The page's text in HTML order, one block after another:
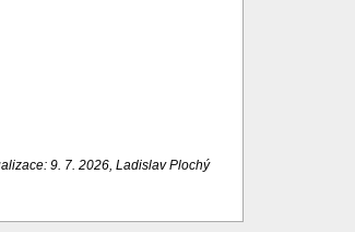
9. 7. 2026, Ladislav Plochý